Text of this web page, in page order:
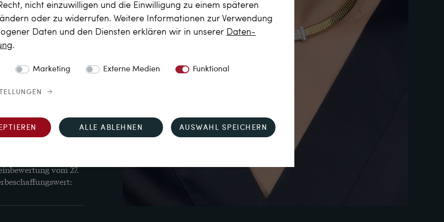
„WEMPE“ sowie
Übergang zum
cm breit
der
vom 27.
nicht einzuwilligen und die Einwilligung zu einem späteren
oder zu widerrufen. Weitere Informationen zur Verwendung
Daten und den Diensten erklären wir in unserer Daten­
.
Marketing Externe Medien Funktional
ALLE ABLEHNEN AUSWAHL SPEICHERN